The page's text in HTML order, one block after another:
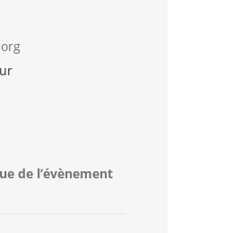
de l’évènement